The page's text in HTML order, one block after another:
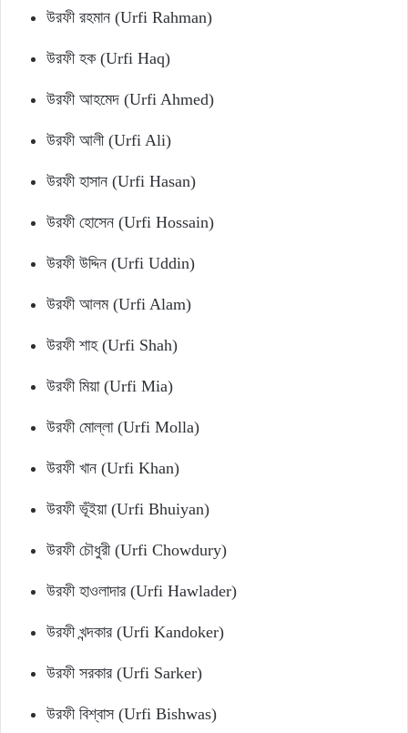
উরফী রহমান (Urfi Rahman)
উরফী হক (Urfi Haq)
উরফী আহমেদ (Urfi Ahmed)
উরফী আলী (Urfi Ali)
উরফী হাসান (Urfi Hasan)
উরফী হোসেন (Urfi Hossain)
উরফী উদ্দিন (Urfi Uddin)
উরফী আলম (Urfi Alam)
উরফী শাহ (Urfi Shah)
উরফী মিয়া (Urfi Mia)
উরফী মোল্লা (Urfi Molla)
উরফী খান (Urfi Khan)
উরফী ভূঁইয়া (Urfi Bhuiyan)
উরফী চৌধুরী (Urfi Chowdury)
উরফী হাওলাদার (Urfi Hawlader)
উরফী খন্দকার (Urfi Kandoker)
উরফী সরকার (Urfi Sarker)
উরফী বিশ্বাস (Urfi Bishwas)